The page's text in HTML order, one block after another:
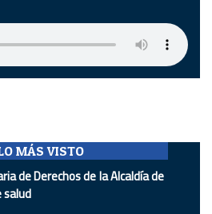
MÁS VISTO
de Derechos de la Alcaldía de